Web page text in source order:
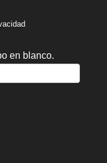
.
en blanco.